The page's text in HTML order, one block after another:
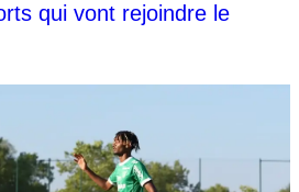
qui vont rejoindre le